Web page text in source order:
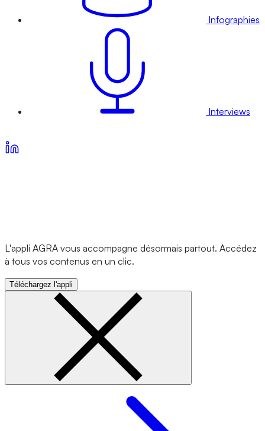
Infographies
Interviews
L'appli AGRA vous accompagne désormais partout. Accédez
à tous vos contenus en un clic.
Téléchargez l'appli